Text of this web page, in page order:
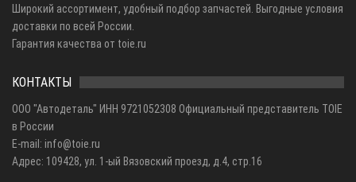
Широкий ассортимент, удобный подбор запчастей. Выгодные условия
доставки по всей России.
Гарантия качества от toie.ru
КОНТАКТЫ
ООО "Автодеталь" ИНН 9721052308 Официальный представитель TOIE
в России
E-mail: info@toie.ru
Адрес: 109428, ул. 1-ый Вязовский проезд, д.4, стр.16